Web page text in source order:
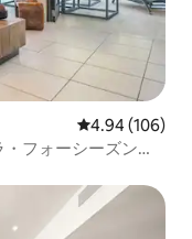
レビュー106
4.94 (106)
フォーシーズン